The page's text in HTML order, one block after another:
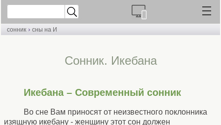
сонник › сны на И
Сонник. Икебана
Икебана – Современный сонник
Во сне Вам приносят от неизвестного поклонника
изящную икебану - женщину этот сон должен